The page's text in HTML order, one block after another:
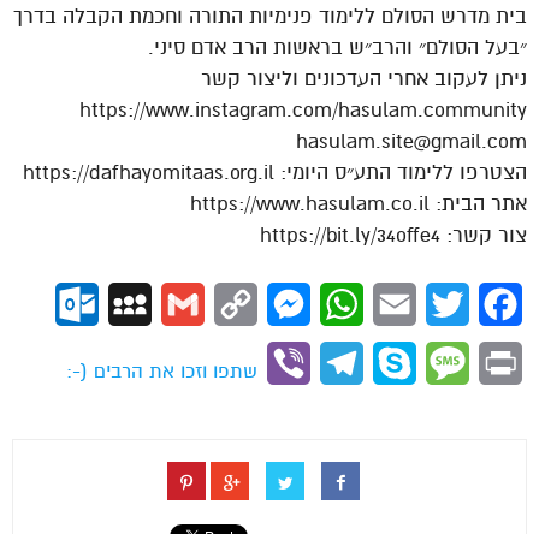
בית מדרש הסולם ללימוד פנימיות התורה וחכמת הקבלה בדרך
״בעל הסולם״ והרב״ש בראשות הרב אדם סיני.
ניתן לעקוב אחרי העדכונים וליצור קשר
https://www.instagram.com/hasulam.community
hasulam.site@gmail.com
הצטרפו ללימוד התע״ס היומי: https://dafhayomitaas.org.il
אתר הבית: https://www.hasulam.co.il
צור קשר: https://bit.ly/34offe4
Facebook
Twitter
Email
WhatsApp
Messenger
Copy
Gmail
MySpace
Print
Message
Skype
Telegram
Viber
שתפו וזכו את הרבים (-: